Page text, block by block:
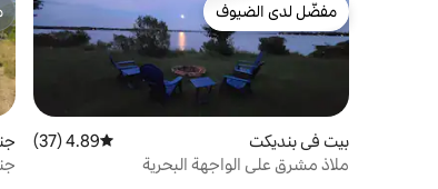
مفضّل لدى الضيوف
مفضّل لدى الضيوف
بيت في بنديكت متوسط التقييم 4.89 من 5، 37 مراجعات
4.89 (37)
ملاذ مشرق على الواجهة البحرية